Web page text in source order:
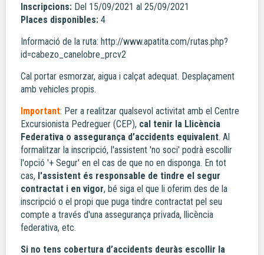
Inscripcions: Del 15/09/2021 al 25/09/2021
Places disponibles: 4
Informació de la ruta: http://www.apatita.com/rutas.php?
id=cabezo_canelobre_prcv2
Cal portar esmorzar, aigua i calçat adequat. Desplaçament
amb vehicles propis.
Important: Per a realitzar qualsevol activitat amb el Centre
Excursionista Pedreguer (CEP), cal tenir la Llicència
Federativa o assegurança d’accidents equivalent. Al
formalitzar la inscripció, l'assistent 'no soci' podrà escollir
l'opció '+ Segur' en el cas de que no en disponga. En tot
cas, l'assistent és responsable de tindre el segur
contractat i en vigor, bé siga el que li oferim des de la
inscripció o el propi que puga tindre contractat pel seu
compte a través d'una assegurança privada, llicència
federativa, etc.
Si no tens cobertura d’accidents deuràs escollir la